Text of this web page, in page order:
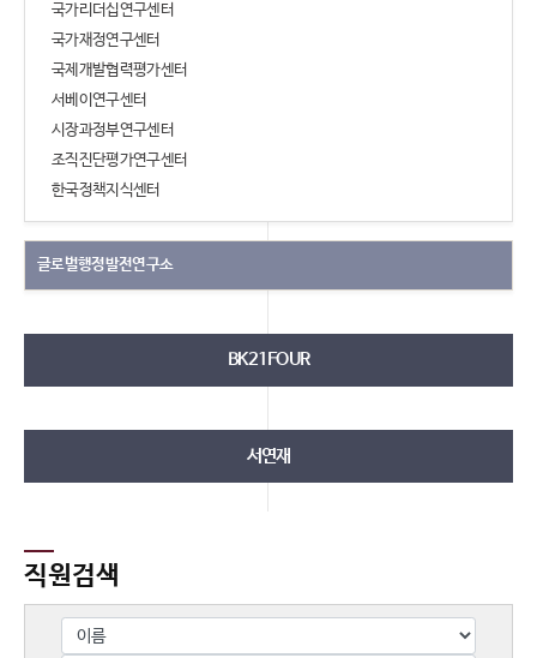
국가리더십연구센터
국가재정연구센터
국제개발협력평가센터
서베이연구센터
시장과정부연구센터
조직진단평가연구센터
한국정책지식센터
글로벌행정발전연구소
BK21FOUR
서연재
직원검색